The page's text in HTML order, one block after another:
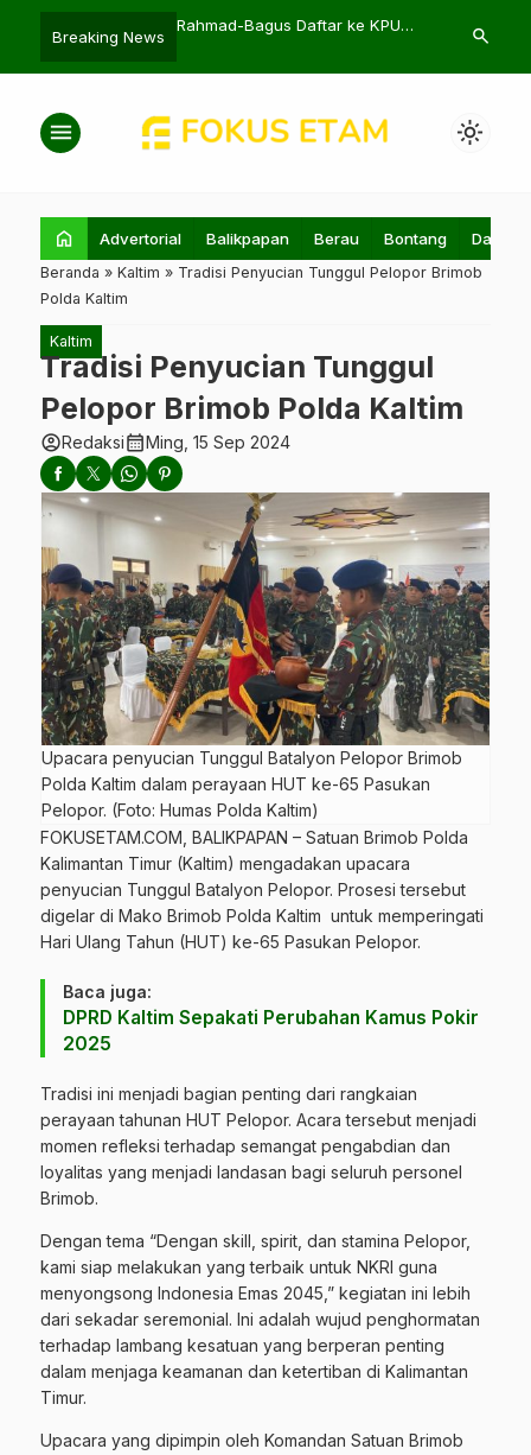
Breaking News
yang Terbakar
Rahmad-Bagus Daftar ke KPU
Muwafiq
Poktan
search
menu light_mode
home Advertorial Balikpapan Berau Bontang Daerah
Beranda » Kaltim » Tradisi Penyucian Tunggul Pelopor Brimob
Polda Kaltim
Kaltim
Tradisi Penyucian Tunggul
Pelopor Brimob Polda Kaltim
account_circleRedaksicalendar_monthMing, 15 Sep 2024
Upacara penyucian Tunggul Batalyon Pelopor Brimob
Polda Kaltim dalam perayaan HUT ke-65 Pasukan
Pelopor. (Foto: Humas Polda Kaltim)
FOKUSETAM.COM , BALIKPAPAN – Satuan Brimob Polda
Kalimantan Timur (Kaltim) mengadakan upacara
penyucian Tunggul Batalyon Pelopor. Prosesi tersebut
digelar di Mako Brimob Polda Kaltim untuk memperingati
Hari Ulang Tahun (HUT) ke-65 Pasukan Pelopor.
Baca juga:
DPRD Kaltim Sepakati Perubahan Kamus Pokir
2025
Tradisi ini menjadi bagian penting dari rangkaian
perayaan tahunan HUT Pelopor. Acara tersebut menjadi
momen refleksi terhadap semangat pengabdian dan
loyalitas yang menjadi landasan bagi seluruh personel
Brimob.
Dengan tema “Dengan skill, spirit, dan stamina Pelopor,
kami siap melakukan yang terbaik untuk NKRI guna
menyongsong Indonesia Emas 2045,” kegiatan ini lebih
dari sekadar seremonial. Ini adalah wujud penghormatan
terhadap lambang kesatuan yang berperan penting
dalam menjaga keamanan dan ketertiban di Kalimantan
Timur.
Upacara yang dipimpin oleh Komandan Satuan Brimob